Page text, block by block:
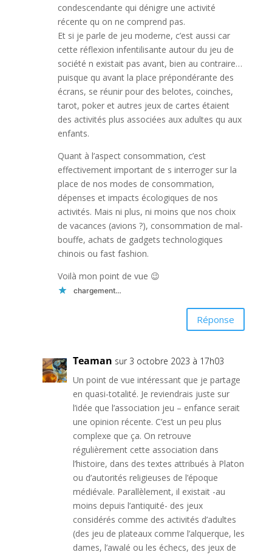
condescendante qui dénigre une activité
récente qu on ne comprend pas.
Et si je parle de jeu moderne, c’est aussi car
cette réflexion infentilisante autour du jeu de
société n existait pas avant, bien au contraire…
puisque qu avant la place prépondérante des
écrans, se réunir pour des belotes, coinches,
tarot, poker et autres jeux de cartes étaient
des activités plus associées aux adultes qu aux
enfants.
Quant à l’aspect consommation, c’est
effectivement important de s interroger sur la
place de nos modes de consommation,
dépenses et impacts écologiques de nos
activités. Mais ni plus, ni moins que nos choix
de vacances (avions ?), consommation de mal-
bouffe, achats de gadgets technologiques
chinois ou fast fashion.
Voilà mon point de vue 😉
chargement…
Réponse
Teaman sur 3 octobre 2023 à 17h03
Un point de vue intéressant que je partage
en quasi-totalité. Je reviendrais juste sur
l’idée que l’association jeu – enfance serait
une opinion récente. C’est un peu plus
complexe que ça. On retrouve
régulièrement cette association dans
l’histoire, dans des textes attribués à Platon
ou d’autorités religieuses de l’époque
médiévale. Parallèlement, il existait -au
moins depuis l’antiquité- des jeux
considérés comme des activités d’adultes
(des jeu de plateaux comme l’alquerque, les
dames, l’awalé ou les échecs, des jeux de